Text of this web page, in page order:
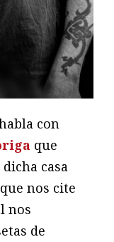
con
que
casa
nos cite
nos
de